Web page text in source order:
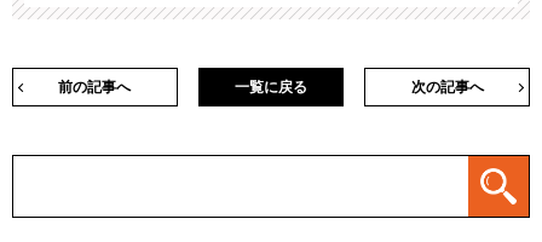
前の記事へ 次の記事へ
一覧に戻る